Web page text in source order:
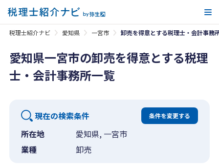
税理士紹介ナビ 愛知県 一宮市 卸売を得意とする税理士・会計事務
愛知県一宮市の卸売を得意とする税理
士・会計事務所一覧
現在の検索条件 条件を変更する
所在地
愛知県, 一宮市
業種
卸売